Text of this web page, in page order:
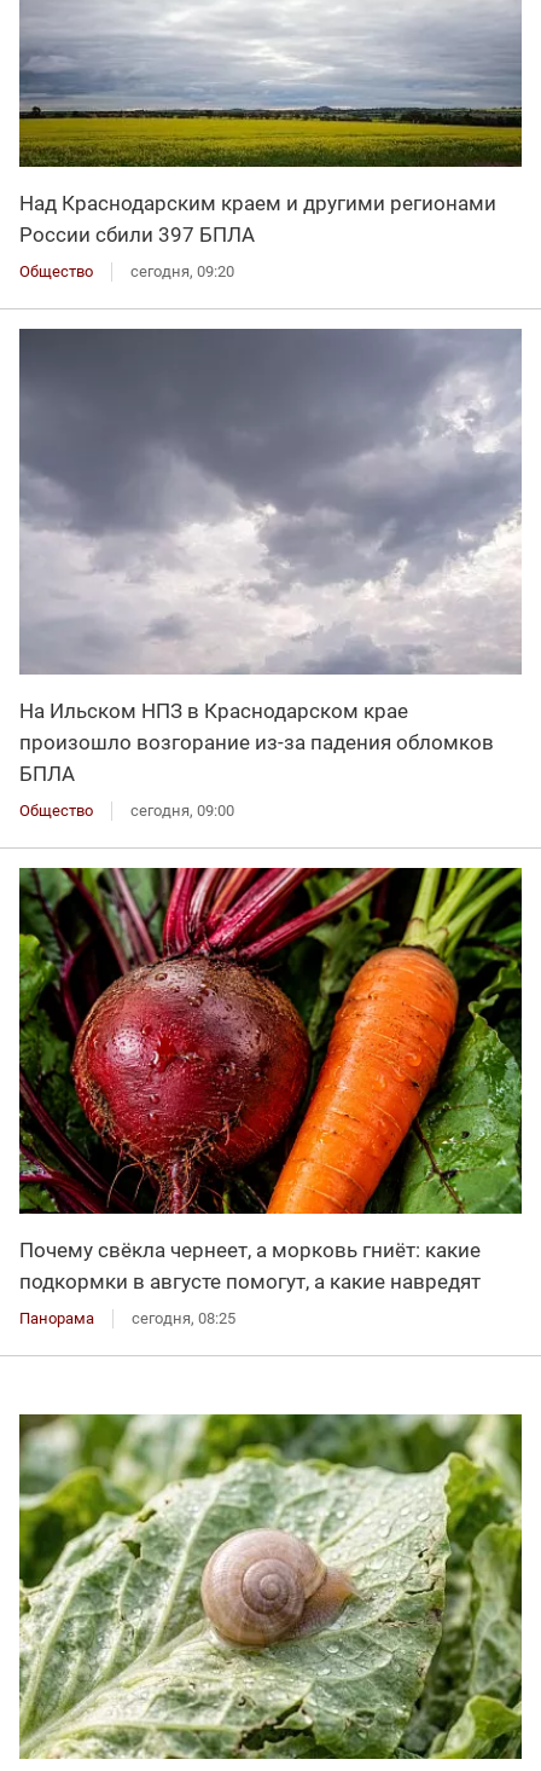
Над Краснодарским краем и другими регионами
России сбили 397 БПЛА
Общество сегодня, 09:20
На Ильском НПЗ в Краснодарском крае
произошло возгорание из-за падения обломков
БПЛА
Общество сегодня, 09:00
Почему свёкла чернеет, а морковь гниёт: какие
подкормки в августе помогут, а какие навредят
Панорама сегодня, 08:25